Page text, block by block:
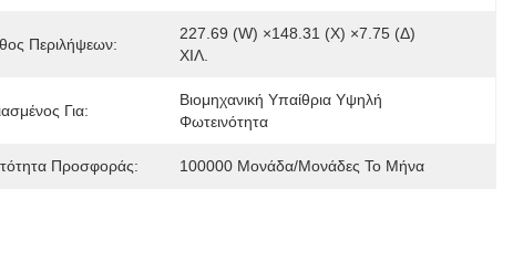
Περιλήψεων:
227.69 (W) ×148.31 (Χ) ×7.75 (Δ)
ΧΙΛ.
Για:
Βιομηχανική Υπαίθρια Υψηλή
Φωτεινότητα
Προσφοράς: 100000 Μονάδα/μονάδες Το Μήνα